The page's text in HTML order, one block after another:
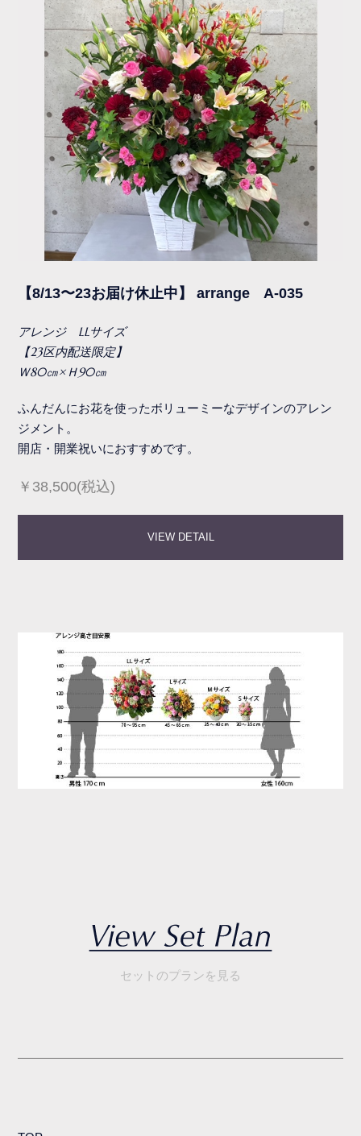
【8/13〜23お届け休止中】 arrange A-035
アレンジ LLサイズ
【23区内配送限定】
Ｗ80㎝×Ｈ90㎝
ふんだんにお花を使ったボリューミーなデザインのアレン
ジメント。
開店・開業祝いにおすすめです。
￥38,500(税込)
VIEW DETAIL
セットのプランを見る